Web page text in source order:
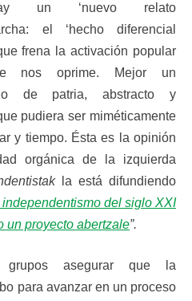
un ‘nuevo relato
el ‘hecho diferencial
frena la activación popular
nos oprime. Mejor un
de patria, abstracto y
pudiera ser miméticamente
y tiempo. Ésta es la opinión
orgánica de la izquierda
la está difundiendo
independentismo del siglo XXI
un proyecto abertzale”.
asegurar que la
para avanzar en un proceso